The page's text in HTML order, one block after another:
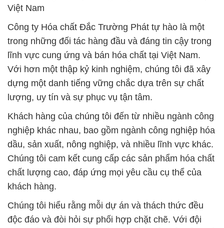
Việt Nam
Công ty Hóa chất Đắc Trường Phát tự hào là một
trong những đối tác hàng đầu và đáng tin cậy trong
lĩnh vực cung ứng và bán hóa chất tại Việt Nam.
Với hơn một thập kỷ kinh nghiệm, chúng tôi đã xây
dựng một danh tiếng vững chắc dựa trên sự chất
lượng, uy tín và sự phục vụ tận tâm.
Khách hàng của chúng tôi đến từ nhiều ngành công
nghiệp khác nhau, bao gồm ngành công nghiệp hóa
dầu, sản xuất, nông nghiệp, và nhiều lĩnh vực khác.
Chúng tôi cam kết cung cấp các sản phẩm hóa chất
chất lượng cao, đáp ứng mọi yêu cầu cụ thể của
khách hàng.
Chúng tôi hiểu rằng mỗi dự án và thách thức đều
độc đáo và đòi hỏi sự phối hợp chặt chẽ. Với đội